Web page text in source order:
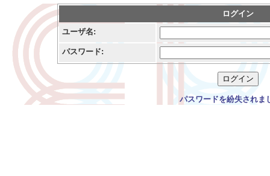
ログイン
ユーザ名:
パスワード:
パスワードを紛失されま